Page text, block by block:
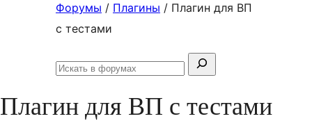
Форумы / Плагины / Плагин для ВП
с тестами
Поиск:
Искать
Плагин для ВП с тестами